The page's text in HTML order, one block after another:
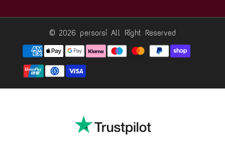
© 2026 persorsi All Right Reserved